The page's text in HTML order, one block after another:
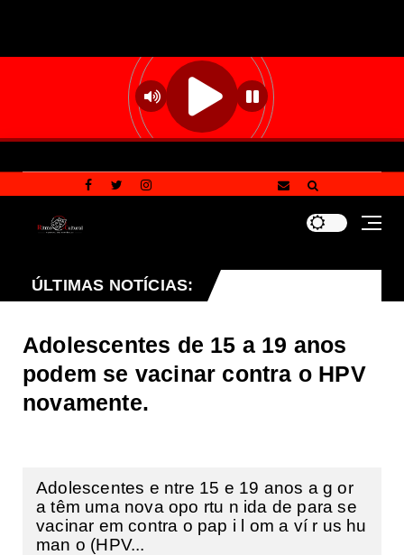
ÚLTIMAS NOTÍCIAS:
Uso da tecnologia, o reflorestamento e a proteção de
Adolescentes de 15 a 19 anos
podem se vacinar contra o HPV
novamente.
Adolescentes e ntre 15 e 19 anos a g or
a têm uma nova opo rtu n ida de para se
vacinar em contra o pap i l om a ví r us hu
man o (HPV...